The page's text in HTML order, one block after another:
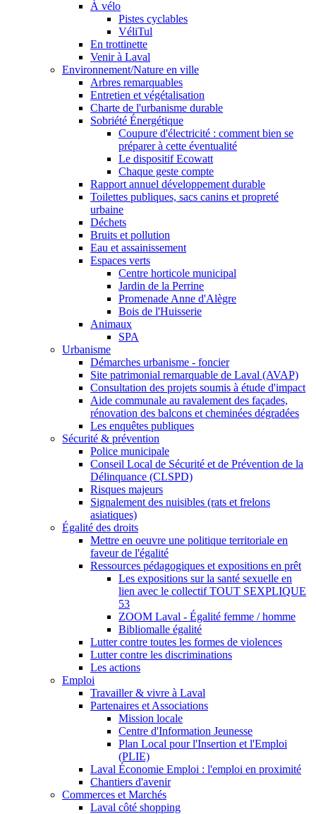
À vélo
Pistes cyclables
VéliTul
En trottinette
Venir à Laval
Environnement/Nature en ville
Arbres remarquables
Entretien et végétalisation
Charte de l'urbanisme durable
Sobriété Énergétique
Coupure d'électricité : comment bien se
préparer à cette éventualité
Le dispositif Ecowatt
Chaque geste compte
Rapport annuel développement durable
Toilettes publiques, sacs canins et propreté
urbaine
Déchets
Bruits et pollution
Eau et assainissement
Espaces verts
Centre horticole municipal
Jardin de la Perrine
Promenade Anne d'Alègre
Bois de l'Huisserie
Animaux
SPA
Urbanisme
Démarches urbanisme - foncier
Site patrimonial remarquable de Laval (AVAP)
Consultation des projets soumis à étude d'impact
Aide communale au ravalement des façades,
rénovation des balcons et cheminées dégradées
Les enquêtes publiques
Sécurité & prévention
Police municipale
Conseil Local de Sécurité et de Prévention de la
Délinquance (CLSPD)
Risques majeurs
Signalement des nuisibles (rats et frelons
asiatiques)
Égalité des droits
Mettre en oeuvre une politique territoriale en
faveur de l'égalité
Ressources pédagogiques et expositions en prêt
Les expositions sur la santé sexuelle en
lien avec le collectif TOUT SEXPLIQUE
53
ZOOM Laval - Égalité femme / homme
Bibliomalle égalité
Lutter contre toutes les formes de violences
Lutter contre les discriminations
Les actions
Emploi
Travailler & vivre à Laval
Partenaires et Associations
Mission locale
Centre d'Information Jeunesse
Plan Local pour l'Insertion et l'Emploi
(PLIE)
Laval Économie Emploi : l'emploi en proximité
Chantiers d'avenir
Commerces et Marchés
Laval côté shopping